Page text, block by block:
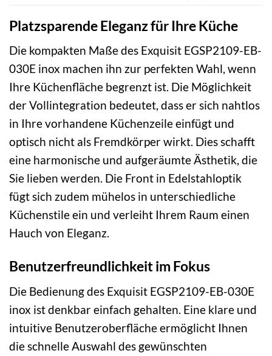
Platzsparende Eleganz für Ihre Küche
Die kompakten Maße des Exquisit EGSP2109-EB-
030E inox machen ihn zur perfekten Wahl, wenn
Ihre Küchenfläche begrenzt ist. Die Möglichkeit
der Vollintegration bedeutet, dass er sich nahtlos
in Ihre vorhandene Küchenzeile einfügt und
optisch nicht als Fremdkörper wirkt. Dies schafft
eine harmonische und aufgeräumte Ästhetik, die
Sie lieben werden. Die Front in Edelstahloptik
fügt sich zudem mühelos in unterschiedliche
Küchenstile ein und verleiht Ihrem Raum einen
Hauch von Eleganz.
Benutzerfreundlichkeit im Fokus
Die Bedienung des Exquisit EGSP2109-EB-030E
inox ist denkbar einfach gehalten. Eine klare und
intuitive Benutzeroberfläche ermöglicht Ihnen
die schnelle Auswahl des gewünschten